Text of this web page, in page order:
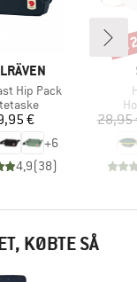
Hip Pack
Pris€
+6
4,9(38)
28,95
KØBTE SÅ